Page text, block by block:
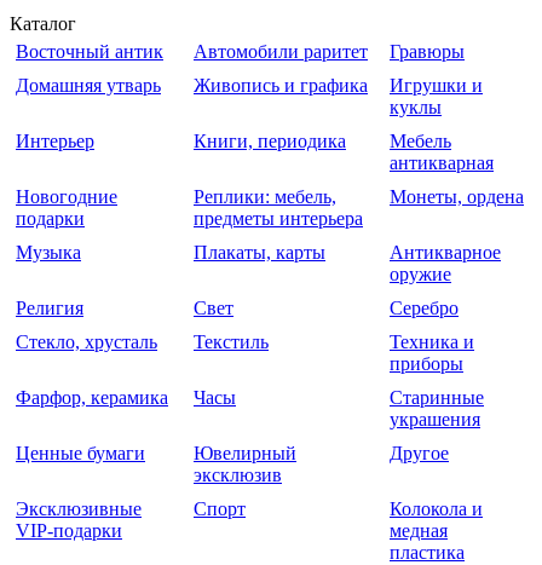
Каталог
Восточный антик
Автомобили раритет
Гравюры
Домашняя утварь
Живопись и графика
Игрушки и
куклы
Интерьер
Книги, периодика
Мебель
антикварная
Новогодние
подарки
Реплики: мебель,
предметы интерьера
Монеты, ордена
Музыка Плакаты, карты
Антикварное
оружие
Религия
Свет
Серебро
Стекло, хрусталь
Текстиль
Техника и
приборы
Фарфор, керамика
Часы
Старинные
украшения
Ценные бумаги
Ювелирный
эксклюзив
Другое
Эксклюзивные
VIP-подарки
Спорт
Колокола и
медная
пластика